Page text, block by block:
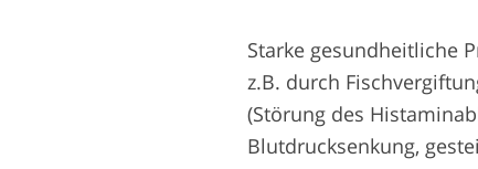
Starke gesundheitliche
z.B. durch
(Störung des
Blutdrucksenkung,